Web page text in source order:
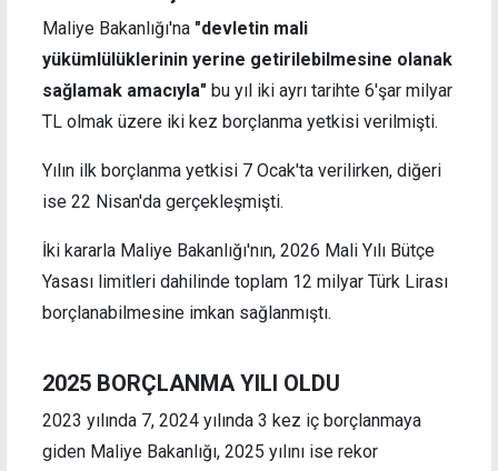
Maliye Bakanlığı'na "devletin mali
yükümlülüklerinin yerine getirilebilmesine olanak
sağlamak amacıyla" bu yıl iki ayrı tarihte 6'şar milyar
TL olmak üzere iki kez borçlanma yetkisi verilmişti.
Yılın ilk borçlanma yetkisi 7 Ocak'ta verilirken, diğeri
ise 22 Nisan'da gerçekleşmişti.
İki kararla Maliye Bakanlığı'nın, 2026 Mali Yılı Bütçe
Yasası limitleri dahilinde toplam 12 milyar Türk Lirası
borçlanabilmesine imkan sağlanmıştı.
2025 BORÇLANMA YILI OLDU
2023 yılında 7, 2024 yılında 3 kez iç borçlanmaya
giden Maliye Bakanlığı, 2025 yılını ise rekor